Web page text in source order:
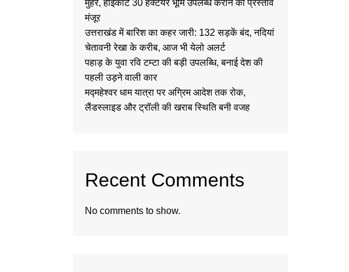
मुहर, हाईकोर्ट 30 हेक्टेयर भूमि उपलब्ध कराने का प्रस्ताव
मंजूर
उत्तराखंड में बारिश का कहर जारी: 132 सड़कें बंद, नदियां
चेतावनी रेखा के करीब, आज भी येलो अलर्ट
पहाड़ के युवा रवि टम्टा की बड़ी उपलब्धि, बनाई देश की
पहली उड़ने वाली कार
मद्महेश्वर धाम यात्रा पर अग्रिम आदेश तक रोक,
लैंडस्लाइड और ट्रॉली की खराब स्थिति बनी वजह
Recent Comments
No comments to show.